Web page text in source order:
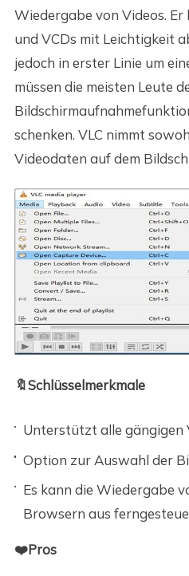
Wiedergabe von Videos. Er
und VCDs mit Leichtigkeit
jedoch in erster Linie um
müssen die meisten Leute
schenken. VLC nimmt
Videodaten auf dem
🔖Schlüsselmerkmale
Unterstützt alle gängigen
Option zur Auswahl der
Es kann die Wiedergabe
Browsern aus
❤️Pros